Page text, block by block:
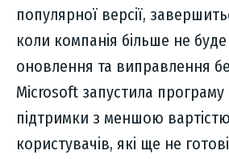
популярної версії,
коли компанія більше не
оновлення та виправлення
Microsoft запустила
підтримки з меншою
користувачів, які ще не